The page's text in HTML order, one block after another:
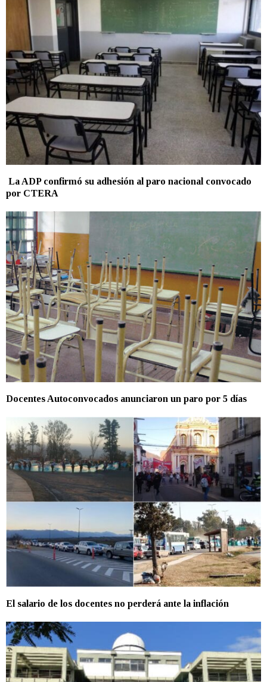
La ADP confirmó su adhesión al paro nacional convocado
por CTERA
Docentes Autoconvocados anunciaron un paro por 5 días
El salario de los docentes no perderá ante la inflación